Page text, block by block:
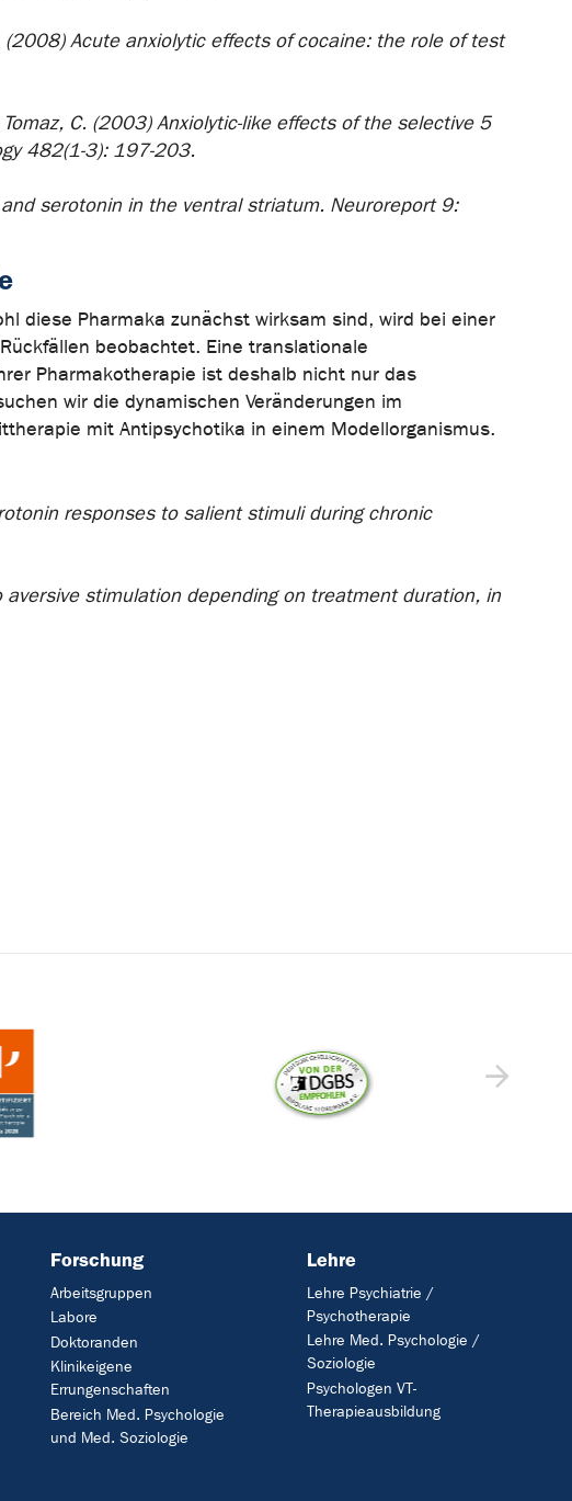
(2008) Acute anxiolytic effects of cocaine: the role of test
Tomaz, C. (2003) Anxiolytic-like effects of the selective 5
482(1-3): 197-203.
and serotonin in the ventral striatum. Neuroreport 9:
diese Pharmaka zunächst wirksam sind, wird bei einer
beobachtet. Eine translationale
Pharmakotherapie ist deshalb nicht nur das
wir die dynamischen Veränderungen im
mit Antipsychotika in einem Modellorganismus.
responses to salient stimuli during chronic
aversive stimulation depending on treatment duration, in
Forschung
Arbeitsgruppen
Labore
Doktoranden
Klinikeigene
Errungenschaften
Bereich Med. Psychologie
und Med. Soziologie
Lehre
Lehre Psychiatrie /
Psychotherapie
Lehre Med. Psychologie /
Soziologie
Psychologen VT-
Therapieausbildung